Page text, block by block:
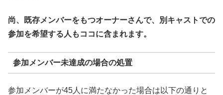
尚、既存メンバーをもつオーナーさんで、別キャストでの
参加を希望する人もココに含まれます。
参加メンバー未達成の場合の処置
参加メンバーが45人に満たなかった場合は以下の通りと